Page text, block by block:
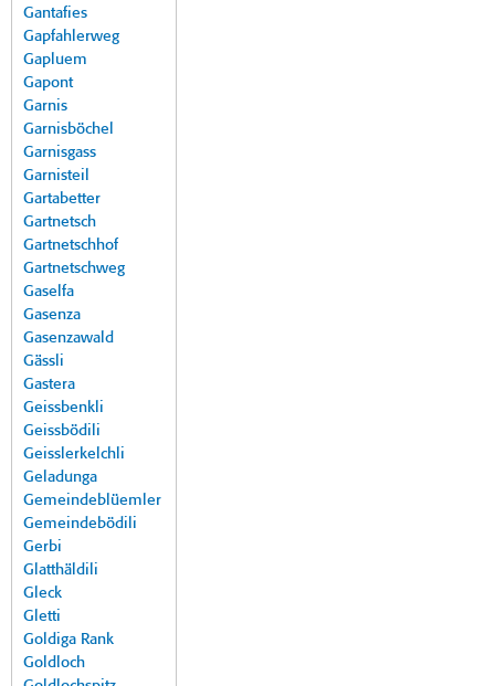
Gantafies
Gapfahlerweg
Gapluem
Gapont
Garnis
Garnisböchel
Garnisgass
Garnisteil
Gartabetter
Gartnetsch
Gartnetschhof
Gartnetschweg
Gaselfa
Gasenza
Gasenzawald
Gässli
Gastera
Geissbenkli
Geissbödili
Geisslerkelchli
Geladunga
Gemeindeblüemler
Gemeindebödili
Gerbi
Glatthäldili
Gleck
Gletti
Goldiga Rank
Goldloch